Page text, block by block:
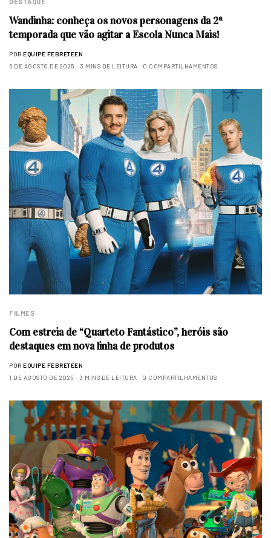
DESTAQUE
Wandinha: conheça os novos personagens da 2ª
temporada que vão agitar a Escola Nunca Mais!
POR EQUIPE FEBRETEEN
6 DE AGOSTO DE 2025
3 MINS DE LEITURA 0 COMPARTILHAMENTOS
FILMES
Com estreia de “Quarteto Fantástico”, heróis são
destaques em nova linha de produtos
POR EQUIPE FEBRETEEN
1 DE AGOSTO DE 2025
3 MINS DE LEITURA 0 COMPARTILHAMENTOS